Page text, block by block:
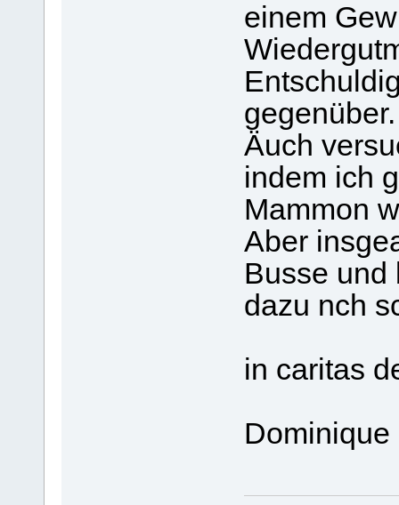
einem
gegenüber.
Äuch
indem ich
Mammon
Aber
Busse und
dazu nch
in caritas
Dominique